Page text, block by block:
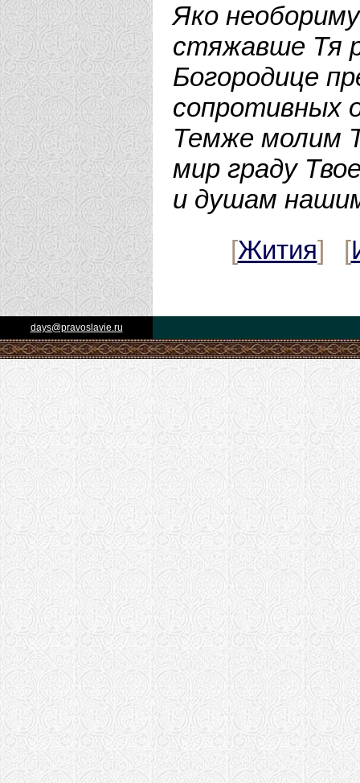
Яко
стяжавше Тя
Богородице
сопротивных
Темже молим
мир граду
и душам
[Жития] [
days@pravoslavie.ru